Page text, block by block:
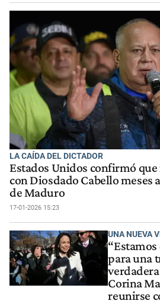
LA CAÍDA DEL DICTADOR
Estados Unidos confirmó
con Diosdado Cabello meses
de Maduro
17-01-2026 15:23
UNA NUEVA
para una
Corina
reunirse